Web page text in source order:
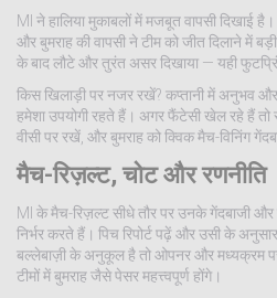
MI ने हालिया मुकाबलों में मजबूत वापसी दिखाई है।
और बुमराह की वापसी ने टीम को जीत दिलाने में
के बाद लौटे और तुरंत असर दिखाया — यही
किस खिलाड़ी पर नजर रखें? कप्तानी में अनुभव
हमेशा उपयोगी रहते हैं। अगर फैंटेसी खेल रहे हैं तो
वीसी पर रखें, और बुमराह को क्विक मैच-विनिंग
मैच-रिज़ल्ट, चोट और रणनीति
MI के मैच-रिज़ल्ट सीधे तौर पर उनके गेंदबाजी और
निर्भर करते हैं। पिच रिपोर्ट पढ़ें और उसी के
बल्लेबाज़ी के अनुकूल है तो ओपनर और मध्यक्रम पर
टीमों में बुमराह जैसे पेसर महत्त्वपूर्ण होंगे।